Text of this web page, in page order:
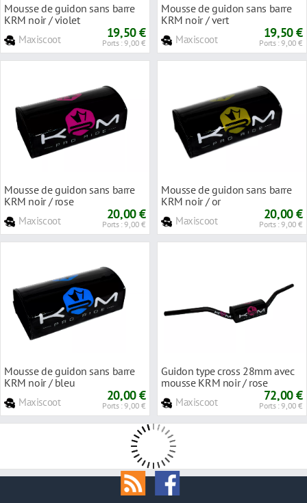
Mousse de guidon sans barre
KRM noir / violet
Maxiscoot 19,50 €
Ports : 9,00 €
Mousse de guidon sans barre
KRM noir / vert
Maxiscoot 19,50 €
Ports : 9,00 €
Mousse de guidon sans barre
KRM noir / rose
Maxiscoot 20,00 €
Ports : 9,00 €
Mousse de guidon sans barre
KRM noir / or
Maxiscoot 20,00 €
Ports : 9,00 €
Mousse de guidon sans barre
KRM noir / bleu
Maxiscoot 20,00 €
Ports : 9,00 €
Guidon type cross 28mm avec
mousse KRM noir / rose
Maxiscoot 72,00 €
Ports : 9,00 €